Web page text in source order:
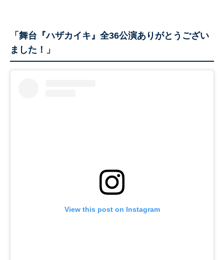
「舞台『ハザカイキ』全36公演ありがとうござい
ました！」
View this post on Instagram